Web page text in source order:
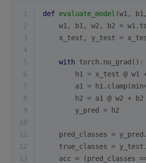
1 def evaluate_model (w1,
2
w1, b1, w2, b2 =
3
x_test, y_test =
4
5
with
6
h1 = x_test @ w1
7
        a1 = h1.clamp(
min
8
        h2 = a1 @ w2 + b2
9
        y_pred = h2
10
11
pred_classes =
12
true_classes =
13
acc = (pred_classes